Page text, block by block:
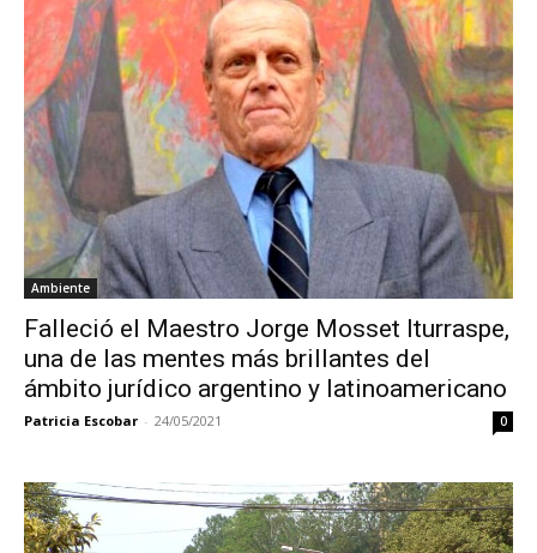
Ambiente
Falleció el Maestro Jorge Mosset Iturraspe,
una de las mentes más brillantes del
ámbito jurídico argentino y latinoamericano
Patricia Escobar - 24/05/2021 0